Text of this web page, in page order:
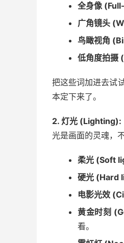
全身像
广角镜头
鸟瞰视角
低角度拍
把这些词加进去试
本定下来了。
2. 灯光 (Lighting):
光是画面的灵魂，
柔光 (Soft
硬光 (Hard
电影光效
黄金时刻
看。